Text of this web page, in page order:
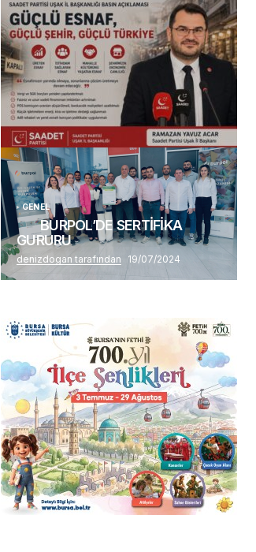
(başlıksız)
Alaattin Karahan tarafından 14/07/2026
GENEL
BURPOL’DE SERTİFİKA
GURURU
denizdogan tarafından 19/07/2024